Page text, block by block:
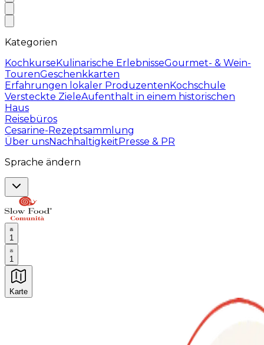
Kategorien
KochkurseKulinarische ErlebnisseGourmet- & Wein-
TourenGeschenkkarten
Erfahrungen lokaler ProduzentenKochschule
Versteckte ZieleAufenthalt in einem historischen
Haus
Reisebüros
Cesarine-Rezeptsammlung
Über unsNachhaltigkeitPresse & PR
Sprache ändern
1
1
Karte
Unvergessliche kulinarische Erlebnisse: